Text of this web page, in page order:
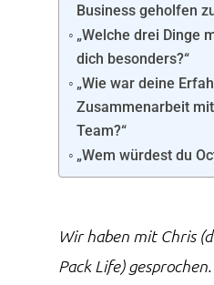
Business geholfen
„Welche drei Dinge
dich besonders?“
„Wie war deine
Zusammenarbeit
Team?“
„Wem würdest du
Wir haben mit Chris
Pack Life)